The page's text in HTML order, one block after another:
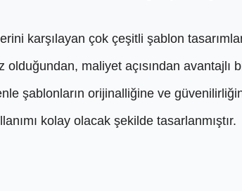
karşılayan çok çeşitli şablon
maliyet açısından avantajlı
şablonların orijinalliğine ve
kolay olacak şekilde tasarlanmıştır.